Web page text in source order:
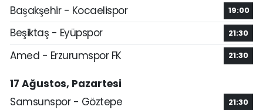
Başakşehir - Kocaelispor
19:00
Beşiktaş - Eyüpspor 21:30
Amed - Erzurumspor FK 21:30
17 Ağustos, Pazartesi
Samsunspor - Göztepe
21:30